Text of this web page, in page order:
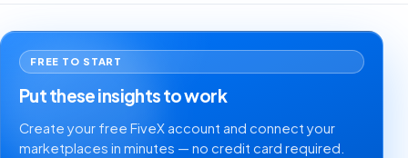
FREE TO START
Put these insights to work
Create your free FiveX account and connect your
marketplaces in minutes — no credit card required.